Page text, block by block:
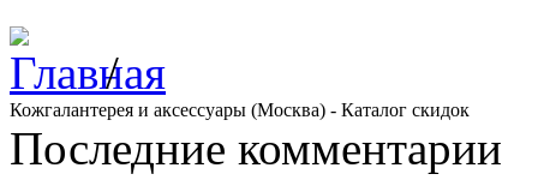
/
Кожгалантерея и аксессуары (Москва) - Каталог скидок
Последние комментарии